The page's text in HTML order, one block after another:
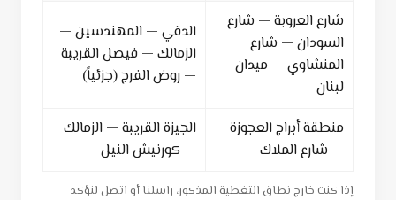
شارع العروبة — شارع
السودان — شارع
المنشاوي — ميدان
لبنان
الدقي — المهندسين —
الزمالك — فيصل القريبة
— روض الفرج (جزئياً)
منطقة أبراج العجوزة
— شارع الملاك
الجيزة القريبة — الزمالك
— كورنيش النيل
إذا كنت خارج نطاق التغطية المذكور، راسلنا أو اتصل لنؤكد